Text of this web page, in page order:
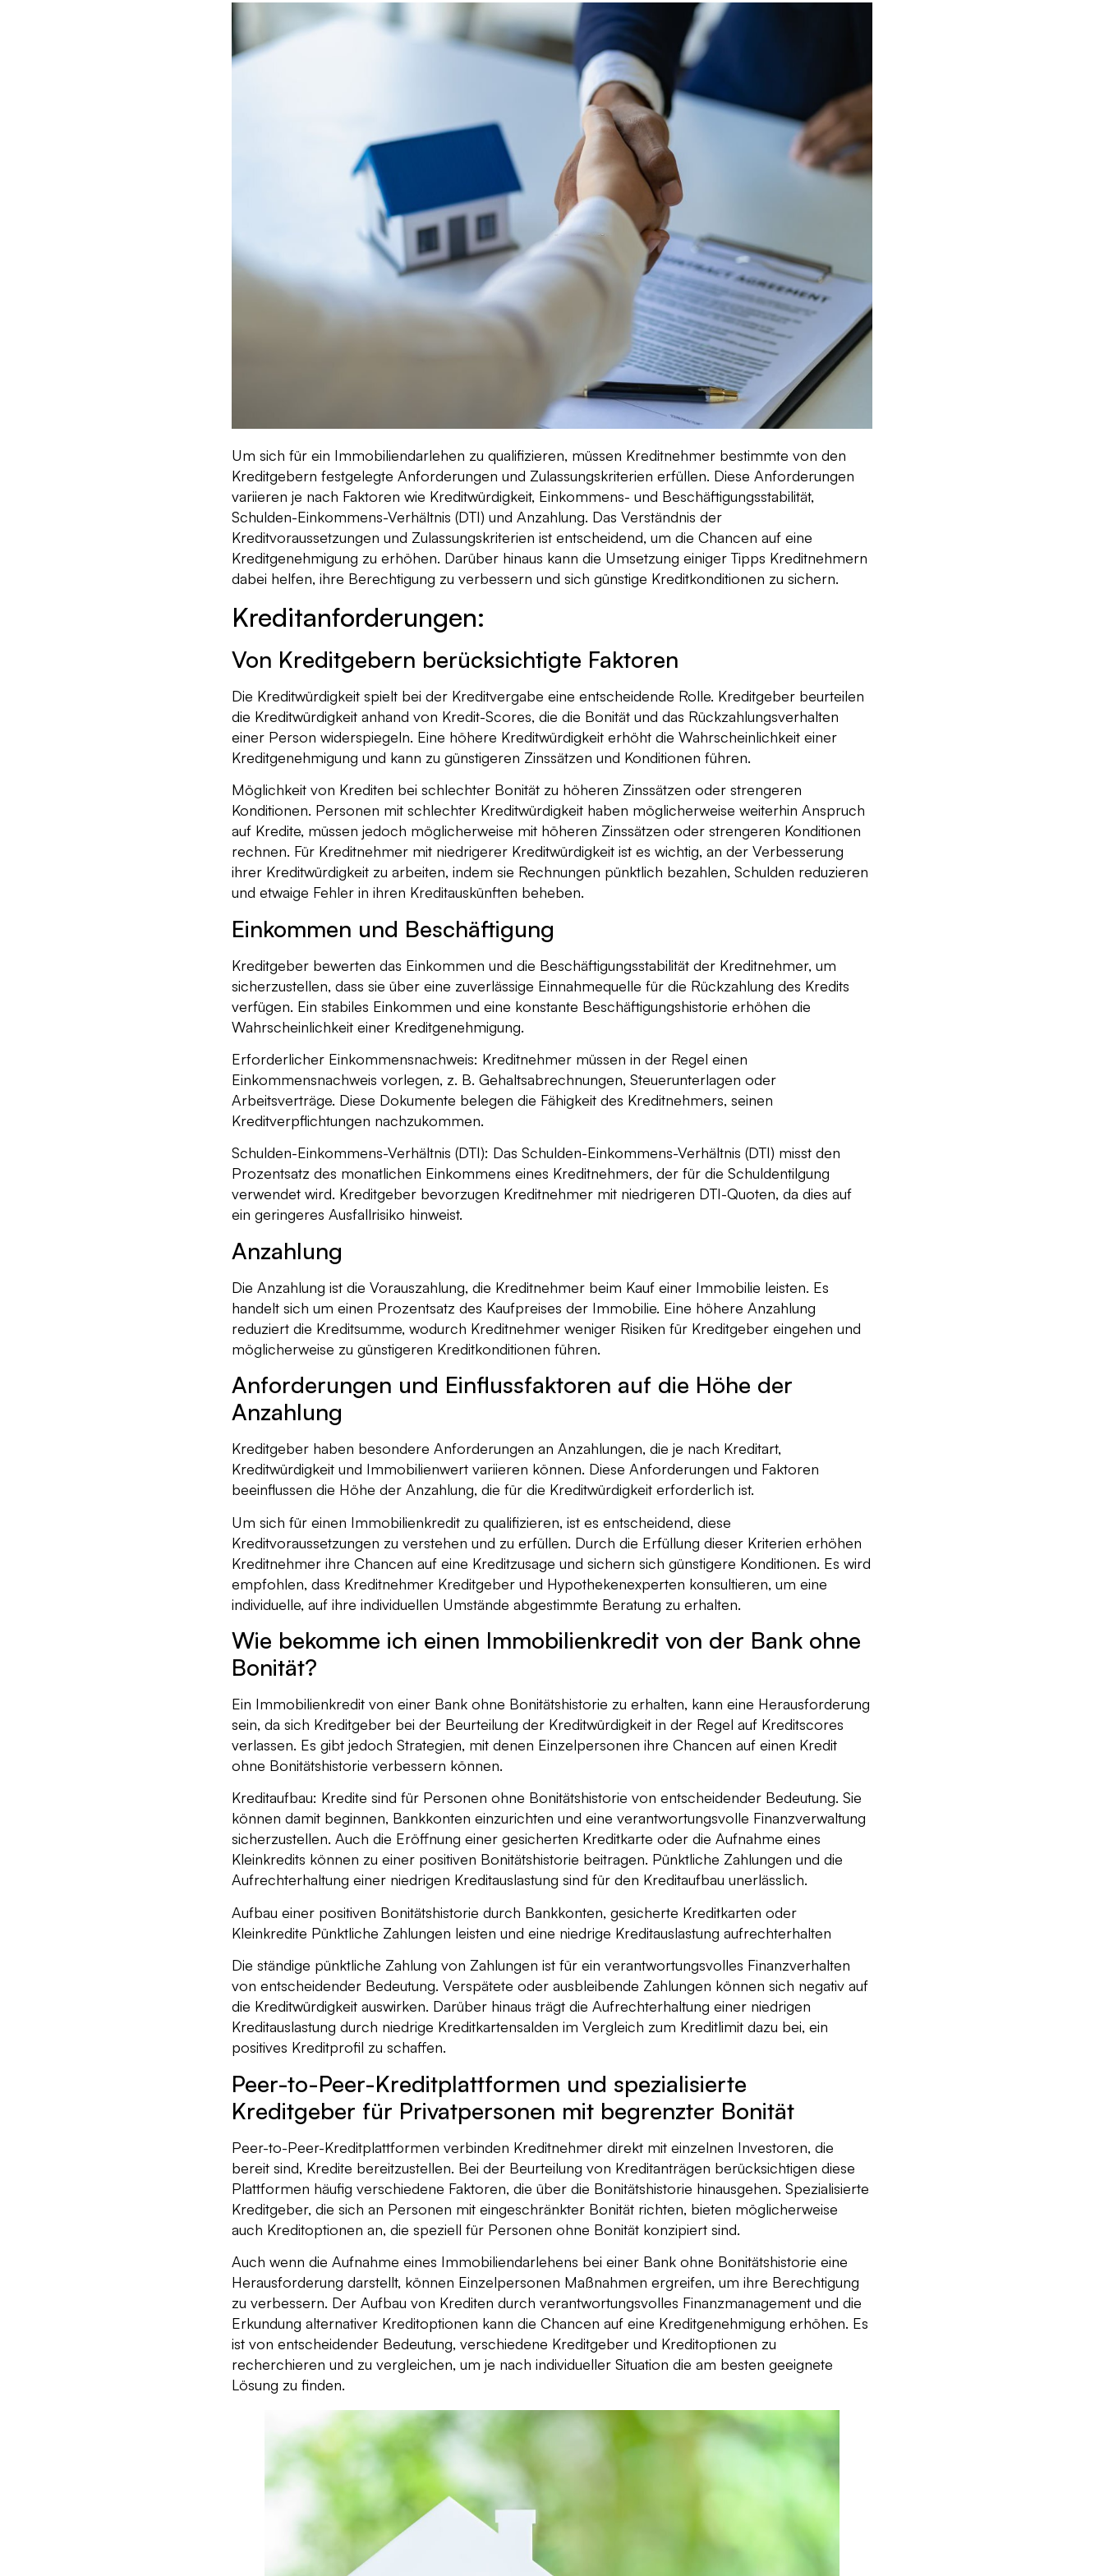
Um sich für ein Immobiliendarlehen zu qualifizieren, müssen Kreditnehmer bestimmte von den
Kreditgebern festgelegte Anforderungen und Zulassungskriterien erfüllen. Diese Anforderungen
variieren je nach Faktoren wie Kreditwürdigkeit, Einkommens- und Beschäftigungsstabilität,
Schulden-Einkommens-Verhältnis (DTI) und Anzahlung. Das Verständnis der
Kreditvoraussetzungen und Zulassungskriterien ist entscheidend, um die Chancen auf eine
Kreditgenehmigung zu erhöhen. Darüber hinaus kann die Umsetzung einiger Tipps Kreditnehmern
dabei helfen, ihre Berechtigung zu verbessern und sich günstige Kreditkonditionen zu sichern.
Kreditanforderungen:
Von Kreditgebern berücksichtigte Faktoren
Die Kreditwürdigkeit spielt bei der Kreditvergabe eine entscheidende Rolle. Kreditgeber beurteilen
die Kreditwürdigkeit anhand von Kredit-Scores, die die Bonität und das Rückzahlungsverhalten
einer Person widerspiegeln. Eine höhere Kreditwürdigkeit erhöht die Wahrscheinlichkeit einer
Kreditgenehmigung und kann zu günstigeren Zinssätzen und Konditionen führen.
Möglichkeit von Krediten bei schlechter Bonität zu höheren Zinssätzen oder strengeren
Konditionen. Personen mit schlechter Kreditwürdigkeit haben möglicherweise weiterhin Anspruch
auf Kredite, müssen jedoch möglicherweise mit höheren Zinssätzen oder strengeren Konditionen
rechnen. Für Kreditnehmer mit niedrigerer Kreditwürdigkeit ist es wichtig, an der Verbesserung
ihrer Kreditwürdigkeit zu arbeiten, indem sie Rechnungen pünktlich bezahlen, Schulden reduzieren
und etwaige Fehler in ihren Kreditauskünften beheben.
Einkommen und Beschäftigung
Kreditgeber bewerten das Einkommen und die Beschäftigungsstabilität der Kreditnehmer, um
sicherzustellen, dass sie über eine zuverlässige Einnahmequelle für die Rückzahlung des Kredits
verfügen. Ein stabiles Einkommen und eine konstante Beschäftigungshistorie erhöhen die
Wahrscheinlichkeit einer Kreditgenehmigung.
Erforderlicher Einkommensnachweis: Kreditnehmer müssen in der Regel einen
Einkommensnachweis vorlegen, z. B. Gehaltsabrechnungen, Steuerunterlagen oder
Arbeitsverträge. Diese Dokumente belegen die Fähigkeit des Kreditnehmers, seinen
Kreditverpflichtungen nachzukommen.
Schulden-Einkommens-Verhältnis (DTI): Das Schulden-Einkommens-Verhältnis (DTI) misst den
Prozentsatz des monatlichen Einkommens eines Kreditnehmers, der für die Schuldentilgung
verwendet wird. Kreditgeber bevorzugen Kreditnehmer mit niedrigeren DTI-Quoten, da dies auf
ein geringeres Ausfallrisiko hinweist.
Anzahlung
Die Anzahlung ist die Vorauszahlung, die Kreditnehmer beim Kauf einer Immobilie leisten. Es
handelt sich um einen Prozentsatz des Kaufpreises der Immobilie. Eine höhere Anzahlung
reduziert die Kreditsumme, wodurch Kreditnehmer weniger Risiken für Kreditgeber eingehen und
möglicherweise zu günstigeren Kreditkonditionen führen.
Anforderungen und Einflussfaktoren auf die Höhe der
Anzahlung
Kreditgeber haben besondere Anforderungen an Anzahlungen, die je nach Kreditart,
Kreditwürdigkeit und Immobilienwert variieren können. Diese Anforderungen und Faktoren
beeinflussen die Höhe der Anzahlung, die für die Kreditwürdigkeit erforderlich ist.
Um sich für einen Immobilienkredit zu qualifizieren, ist es entscheidend, diese
Kreditvoraussetzungen zu verstehen und zu erfüllen. Durch die Erfüllung dieser Kriterien erhöhen
Kreditnehmer ihre Chancen auf eine Kreditzusage und sichern sich günstigere Konditionen. Es wird
empfohlen, dass Kreditnehmer Kreditgeber und Hypothekenexperten konsultieren, um eine
individuelle, auf ihre individuellen Umstände abgestimmte Beratung zu erhalten.
Wie bekomme ich einen Immobilienkredit von der Bank ohne
Bonität?
Ein Immobilienkredit von einer Bank ohne Bonitätshistorie zu erhalten, kann eine Herausforderung
sein, da sich Kreditgeber bei der Beurteilung der Kreditwürdigkeit in der Regel auf Kreditscores
verlassen. Es gibt jedoch Strategien, mit denen Einzelpersonen ihre Chancen auf einen Kredit
ohne Bonitätshistorie verbessern können.
Kreditaufbau: Kredite sind für Personen ohne Bonitätshistorie von entscheidender Bedeutung. Sie
können damit beginnen, Bankkonten einzurichten und eine verantwortungsvolle Finanzverwaltung
sicherzustellen. Auch die Eröffnung einer gesicherten Kreditkarte oder die Aufnahme eines
Kleinkredits können zu einer positiven Bonitätshistorie beitragen. Pünktliche Zahlungen und die
Aufrechterhaltung einer niedrigen Kreditauslastung sind für den Kreditaufbau unerlässlich.
Aufbau einer positiven Bonitätshistorie durch Bankkonten, gesicherte Kreditkarten oder
Kleinkredite Pünktliche Zahlungen leisten und eine niedrige Kreditauslastung aufrechterhalten
Die ständige pünktliche Zahlung von Zahlungen ist für ein verantwortungsvolles Finanzverhalten
von entscheidender Bedeutung. Verspätete oder ausbleibende Zahlungen können sich negativ auf
die Kreditwürdigkeit auswirken. Darüber hinaus trägt die Aufrechterhaltung einer niedrigen
Kreditauslastung durch niedrige Kreditkartensalden im Vergleich zum Kreditlimit dazu bei, ein
positives Kreditprofil zu schaffen.
Peer-to-Peer-Kreditplattformen und spezialisierte
Kreditgeber für Privatpersonen mit begrenzter Bonität
Peer-to-Peer-Kreditplattformen verbinden Kreditnehmer direkt mit einzelnen Investoren, die
bereit sind, Kredite bereitzustellen. Bei der Beurteilung von Kreditanträgen berücksichtigen diese
Plattformen häufig verschiedene Faktoren, die über die Bonitätshistorie hinausgehen. Spezialisierte
Kreditgeber, die sich an Personen mit eingeschränkter Bonität richten, bieten möglicherweise
auch Kreditoptionen an, die speziell für Personen ohne Bonität konzipiert sind.
Auch wenn die Aufnahme eines Immobiliendarlehens bei einer Bank ohne Bonitätshistorie eine
Herausforderung darstellt, können Einzelpersonen Maßnahmen ergreifen, um ihre Berechtigung
zu verbessern. Der Aufbau von Krediten durch verantwortungsvolles Finanzmanagement und die
Erkundung alternativer Kreditoptionen kann die Chancen auf eine Kreditgenehmigung erhöhen. Es
ist von entscheidender Bedeutung, verschiedene Kreditgeber und Kreditoptionen zu
recherchieren und zu vergleichen, um je nach individueller Situation die am besten geeignete
Lösung zu finden.